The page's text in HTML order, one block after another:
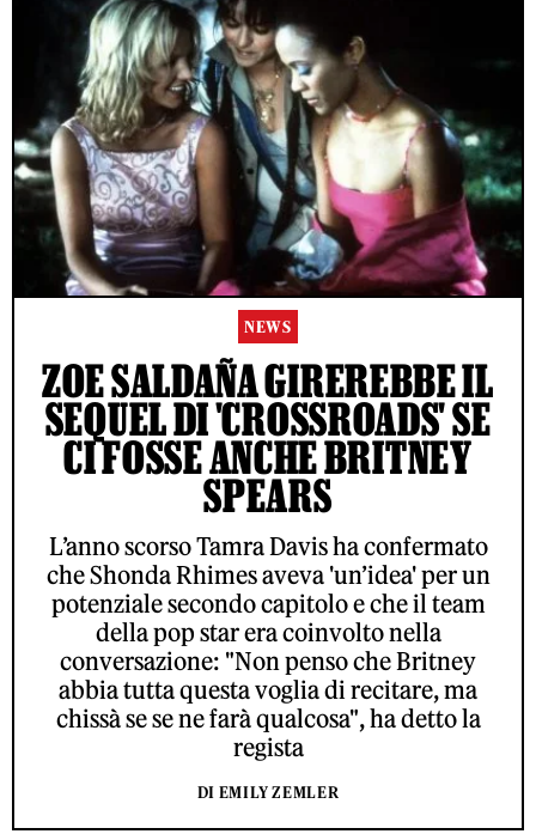
NEWS
ZOE SALDAÑA GIREREBBE IL
SEQUEL DI 'CROSSROADS' SE
CI FOSSE ANCHE BRITNEY
SPEARS
L’anno scorso Tamra Davis ha confermato
che Shonda Rhimes aveva 'un’idea' per un
potenziale secondo capitolo e che il team
della pop star era coinvolto nella
conversazione: "Non penso che Britney
abbia tutta questa voglia di recitare, ma
chissà se se ne farà qualcosa", ha detto la
regista
DI EMILY ZEMLER